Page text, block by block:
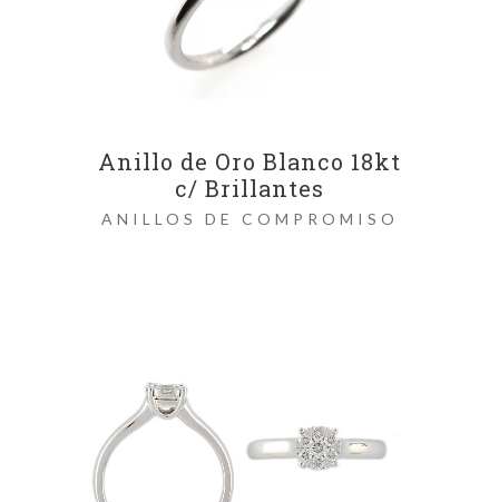
Anillo de Oro Blanco 18kt
c/ Brillantes
ANILLOS DE COMPROMISO